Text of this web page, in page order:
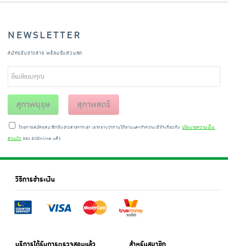
NEWSLETTER
สมัครรับข่าวสาร พร้อมรับส่วนลด
สุภาพบุรุษ สุภาพสตรี
โดยการสมัครสมาชิกรับข่าวสารจากเรา เราทราบว่าท่านได้อ่านและทำความเข้าใจเกี่ยวกับ นโยบายความเป็น
ส่วนตัว ของ AllOnline แล้ว
วิธีการชำระเงิน